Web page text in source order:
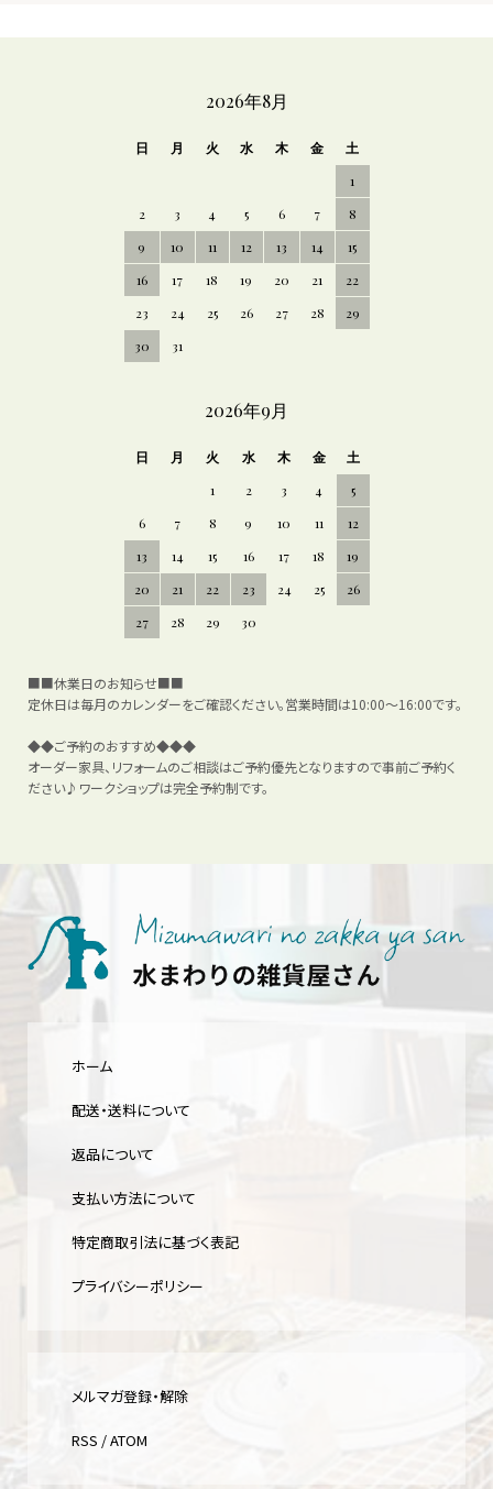
2026年8月
日 月 火 水 木 金
土
1
2
3 4 5 6 7
8
9
10 11 12 13 14
15
16
17 18 19 20 21
22
23
24 25 26 27 28
29
30
31
2026年9月
日 月 火 水 木 金
土
1
2 3 4
5
6
7 8 9 10 11
12
13
14 15 16 17 18
19
20
21 22 23 24 25
26
27
28 29 30
■■休業日のお知らせ■■
定休日は毎月のカレンダーをご確認ください。営業時間は10:00～16:00です。
◆◆ご予約のおすすめ◆◆◆
オーダー家具、リフォームのご相談はご予約優先となりますので事前ご予約く
ださい♪ワークショップは完全予約制です。
ホーム
配送・送料について
返品について
支払い方法について
特定商取引法に基づく表記
プライバシーポリシー
メルマガ登録・解除
RSS /ATOM